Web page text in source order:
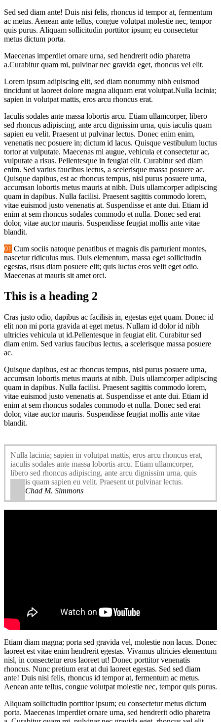
Sed sed diam ante! Duis nisi felis, rhoncus id tempor at, fermentum
ac metus. Aenean ante tellus, congue volutpat molestie nec, tempor
quis purus. Aliquam sollicitudin porttitor ipsum; eu consectetur
metus dictum porta.
Maecenas imperdiet ornare urna, sed hendrerit odio pharetra
a.Curabitur quam mi, pulvinar nec gravida eget, rhoncus vel elit.
Lorem ipsum adipiscing elit, sed diam nonummy nibh euismod
tincidunt ut laoreet dolore magna aliquam erat volutpat.Nulla lacinia;
sapien in volutpat mattis, eros arcu rhoncus erat.
Iaculis sodales ante massa lobortis arcu. Etiam ullamcorper, libero
sed rhoncus adipiscing, ante arcu dignissim urna, quis iaculis quam
sapien eu velit. Praesent ut pulvinar lectus. Donec enim enim,
venenatis nec posuere in; dictum id lacus. Quisque vestibulum luctus
tortor at vulputate. Maecenas mi augue, vehicula et consectetur ac,
vulputate a risus. Pellentesque in feugiat elit. Curabitur sed diam
enim. Sed varius faucibus lectus, a scelerisque massa posuere ac.
Quisque dapibus, est ac rhoncus tempus, nisl purus posuere urna,
accumsan lobortis metus mauris at nibh. Duis ullamcorper adipiscing
quam in dapibus. Nulla facilisi. Praesent sagittis commodo lorem,
vitae euismod justo venenatis at. Suspendisse et ante dui. Etiam id
enim at sem rhoncus sodales commodo et nulla. Donec sed erat
dolor, vitae auctor mauris. Suspendisse feugiat mollis ante vitae
blandit.
01 Cum sociis natoque penatibus et magnis dis parturient montes,
nascetur ridiculus mus. Duis elementum, massa eget sollicitudin
egestas, risus diam posuere elit; quis luctus eros velit eget odio.
Maecenas at mauris sit amet orci.
This is a heading 2
Cras justo odio, dapibus ac facilisis in, egestas eget quam. Donec id
elit non mi porta gravida at eget metus. Nullam id dolor id nibh
ultricies vehicula ut id.Pellentesque in feugiat elit. Curabitur sed
diam enim. Sed varius faucibus lectus, a scelerisque massa posuere
ac.
Quisque dapibus, est ac rhoncus tempus, nisl purus posuere urna,
accumsan lobortis metus mauris at nibh. Duis ullamcorper adipiscing
quam in dapibus. Nulla facilisi. Praesent sagittis commodo lorem,
vitae euismod justo venenatis at. Suspendisse et ante dui. Etiam id
enim at sem rhoncus sodales commodo et nulla. Donec sed erat
dolor, vitae auctor mauris. Suspendisse feugiat mollis ante vitae
blandit.
Nulla lacinia; sapien in volutpat mattis, eros arcu rhoncus erat,
iaculis sodales ante massa lobortis arcu. Etiam ullamcorper,
libero sed rhoncus adipiscing, ante arcu dignissim urna, quis
iaculis quam sapien eu velit. Praesent ut pulvinar lectus.
Chad M. Simmons
Etiam diam magna; porta sed gravida vel, molestie non lacus. Donec
laoreet est vitae enim hendrerit egestas. Vivamus ultricies elementum
nisl, in consectetur eros laoreet ut! Donec porttitor venenatis
rhoncus. Nunc pretium erat at dui laoreet egestas. Sed sed diam
ante! Duis nisi felis, rhoncus id tempor at, fermentum ac metus.
Aenean ante tellus, congue volutpat molestie nec, tempor quis purus.
Aliquam sollicitudin porttitor ipsum; eu consectetur metus dictum
porta. Maecenas imperdiet ornare urna, sed hendrerit odio pharetra